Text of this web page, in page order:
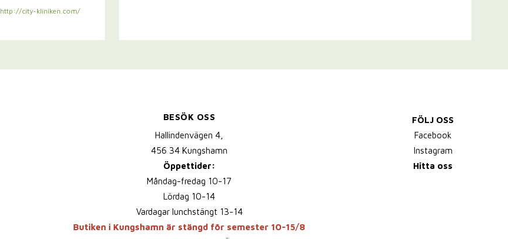
http://city-kliniken.com/
BESÖK OSS
Hallindenvägen 4,
456 34 Kungshamn
Öppettider:
Måndag-fredag 10-17
Lördag 10-14
Vardagar lunchstängt 13-14
Butiken i Kungshamn är stängd för semester 10-15/8
FÖLJ OSS
Facebook
Instagram
Hitta oss